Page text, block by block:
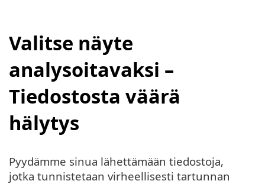
Valitse näyte
analysoitavaksi –
Tiedostosta väärä
hälytys
Pyydämme sinua lähettämään tiedostoja,
jotka tunnistetaan virheellisesti tartunnan